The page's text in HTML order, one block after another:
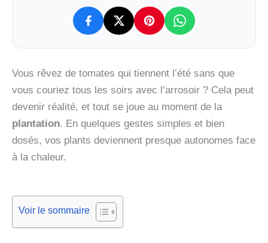
Vous rêvez de tomates qui tiennent l’été sans que
vous couriez tous les soirs avec l’arrosoir ? Cela peut
devenir réalité, et tout se joue au moment de la
plantation. En quelques gestes simples et bien
dosés, vos plants deviennent presque autonomes face
à la chaleur.
Voir le sommaire